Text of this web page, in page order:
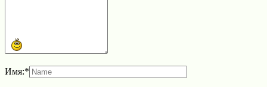
Имя:*